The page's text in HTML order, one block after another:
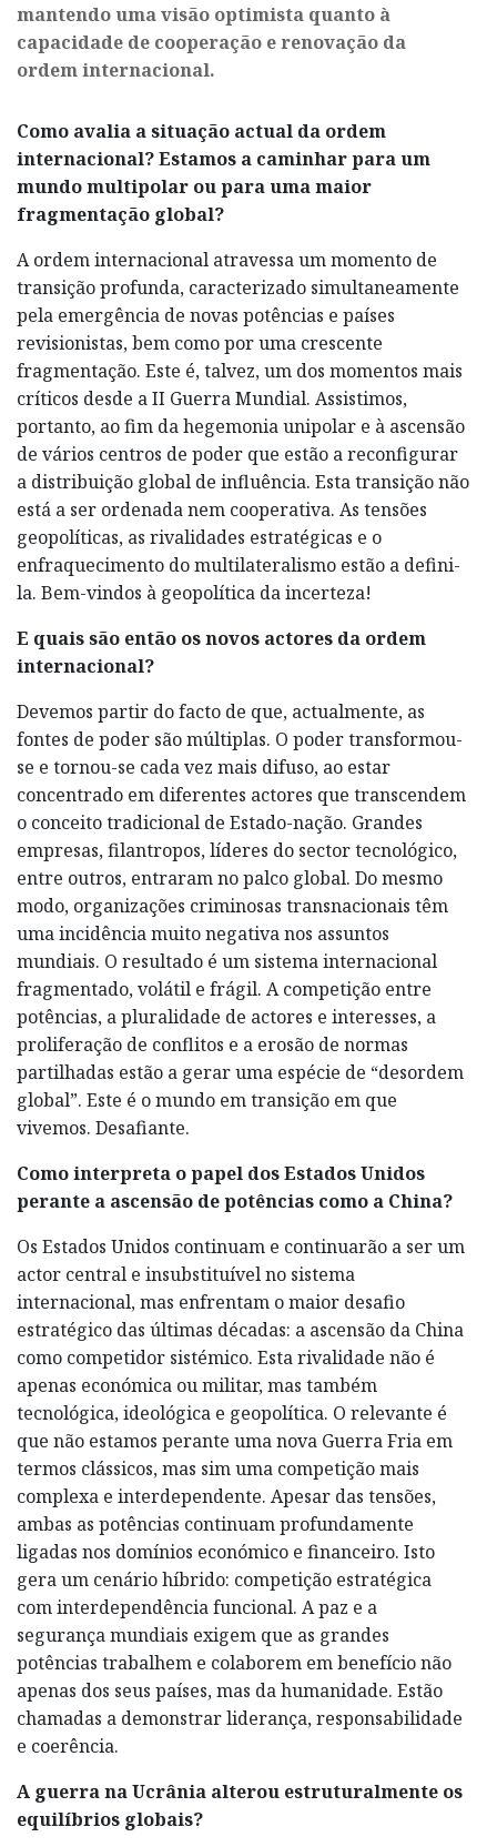
mantendo uma visão optimista quanto à
capacidade de cooperação e renovação da
ordem internacional.
Como avalia a situação actual da ordem
internacional? Estamos a caminhar para um
mundo multipolar ou para uma maior
fragmentação global?
A ordem internacional atravessa um momento de
transição profunda, caracterizado simultaneamente
pela emergência de novas potências e países
revisionistas, bem como por uma crescente
fragmentação. Este é, talvez, um dos momentos mais
críticos desde a II Guerra Mundial. Assistimos,
portanto, ao fim da hegemonia unipolar e à ascensão
de vários centros de poder que estão a reconfigurar
a distribuição global de influência. Esta transição não
está a ser ordenada nem cooperativa. As tensões
geopolíticas, as rivalidades estratégicas e o
enfraquecimento do multilateralismo estão a defini-
la. Bem-vindos à geopolítica da incerteza!
E quais são então os novos actores da ordem
internacional?
Devemos partir do facto de que, actualmente, as
fontes de poder são múltiplas. O poder transformou-
se e tornou-se cada vez mais difuso, ao estar
concentrado em diferentes actores que transcendem
o conceito tradicional de Estado-nação. Grandes
empresas, filantropos, líderes do sector tecnológico,
entre outros, entraram no palco global. Do mesmo
modo, organizações criminosas transnacionais têm
uma incidência muito negativa nos assuntos
mundiais. O resultado é um sistema internacional
fragmentado, volátil e frágil. A competição entre
potências, a pluralidade de actores e interesses, a
proliferação de conflitos e a erosão de normas
partilhadas estão a gerar uma espécie de “desordem
global”. Este é o mundo em transição em que
vivemos. Desafiante.
Como interpreta o papel dos Estados Unidos
perante a ascensão de potências como a China?
Os Estados Unidos continuam e continuarão a ser um
actor central e insubstituível no sistema
internacional, mas enfrentam o maior desafio
estratégico das últimas décadas: a ascensão da China
como competidor sistémico. Esta rivalidade não é
apenas económica ou militar, mas também
tecnológica, ideológica e geopolítica. O relevante é
que não estamos perante uma nova Guerra Fria em
termos clássicos, mas sim uma competição mais
complexa e interdependente. Apesar das tensões,
ambas as potências continuam profundamente
ligadas nos domínios económico e financeiro. Isto
gera um cenário híbrido: competição estratégica
com interdependência funcional. A paz e a
segurança mundiais exigem que as grandes
potências trabalhem e colaborem em benefício não
apenas dos seus países, mas da humanidade. Estão
chamadas a demonstrar liderança, responsabilidade
e coerência.
A guerra na Ucrânia alterou estruturalmente os
equilíbrios globais?